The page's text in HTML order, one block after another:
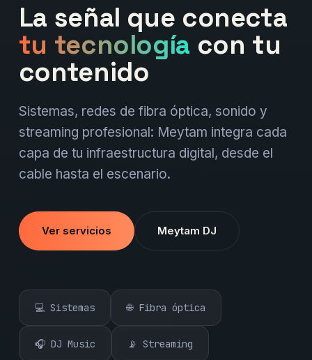
La señal que conecta
tu tecnología con tu
contenido
Sistemas, redes de fibra óptica, sonido y
streaming profesional: Meytam integra cada
capa de tu infraestructura digital, desde el
cable hasta el escenario.
Ver servicios Meytam DJ
💻 Sistemas 🌐 Fibra óptica
🎧 DJ Music 📡 Streaming